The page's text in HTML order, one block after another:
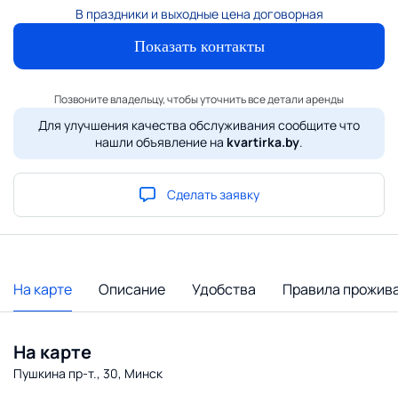
В праздники и выходные цена договорная
Показать контакты
Позвоните владельцу, чтобы уточнить все детали аренды
Для улучшения качества обслуживания сообщите что
нашли объявление на kvartirka.by.
Сделать заявку
На карте Описание Удобства Правила
На карте
Пушкина пр-т., 30, Минск